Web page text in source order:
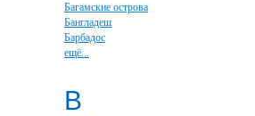
Багамские острова
Бангладеш
Барбадос
ещё...
В